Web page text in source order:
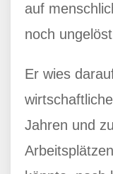
auf
noch
Er wies
Jahren und